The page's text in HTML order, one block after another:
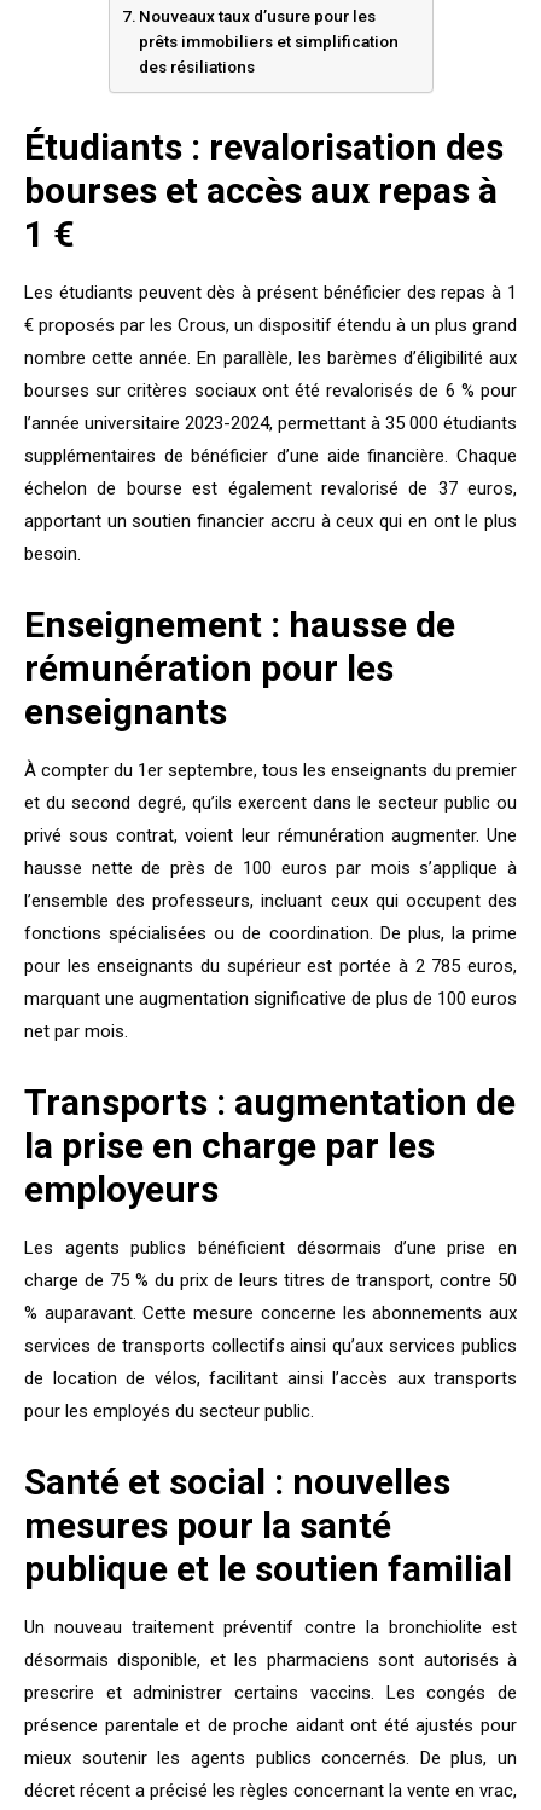
Nouveaux taux d’usure pour les
prêts immobiliers et simplification
des résiliations
Étudiants : revalorisation des
bourses et accès aux repas à
1 €
Les étudiants peuvent dès à présent bénéficier des repas à 1
€ proposés par les Crous, un dispositif étendu à un plus grand
nombre cette année. En parallèle, les barèmes d’éligibilité aux
bourses sur critères sociaux ont été revalorisés de 6 % pour
l’année universitaire 2023-2024, permettant à 35 000 étudiants
supplémentaires de bénéficier d’une aide financière. Chaque
échelon de bourse est également revalorisé de 37 euros,
apportant un soutien financier accru à ceux qui en ont le plus
besoin.
Enseignement : hausse de
rémunération pour les
enseignants
À compter du 1er septembre, tous les enseignants du premier
et du second degré, qu’ils exercent dans le secteur public ou
privé sous contrat, voient leur rémunération augmenter. Une
hausse nette de près de 100 euros par mois s’applique à
l’ensemble des professeurs, incluant ceux qui occupent des
fonctions spécialisées ou de coordination. De plus, la prime
pour les enseignants du supérieur est portée à 2 785 euros,
marquant une augmentation significative de plus de 100 euros
net par mois.
Transports : augmentation de
la prise en charge par les
employeurs
Les agents publics bénéficient désormais d’une prise en
charge de 75 % du prix de leurs titres de transport, contre 50
% auparavant. Cette mesure concerne les abonnements aux
services de transports collectifs ainsi qu’aux services publics
de location de vélos, facilitant ainsi l’accès aux transports
pour les employés du secteur public.
Santé et social : nouvelles
mesures pour la santé
publique et le soutien familial
Un nouveau traitement préventif contre la bronchiolite est
désormais disponible, et les pharmaciens sont autorisés à
prescrire et administrer certains vaccins. Les congés de
présence parentale et de proche aidant ont été ajustés pour
mieux soutenir les agents publics concernés. De plus, un
décret récent a précisé les règles concernant la vente en vrac,